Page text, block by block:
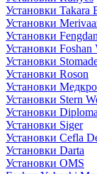
Установки Takara
Установки
Установки Fengdan
Установки
Установки
Установки Roson
Установки
Установки Stern
Установки
Установки Siger
Установки Cefla
Установки Darta
Установки OMS